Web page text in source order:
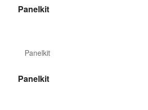
LEER MÁS
Panelkit
LEER MÁS
Panelkit